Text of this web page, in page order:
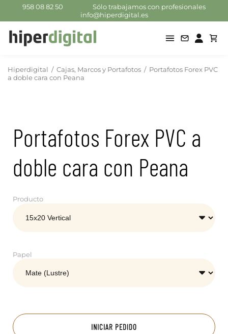
958 08 82 50
Sólo trabajamos con profesionales
info@hiperdigital.es
Hiperdigital / Cajas, Marcos y Portafotos / Portafotos Forex PVC
a doble cara con Peana
Portafotos Forex PVC a
doble cara con Peana
Producto
Papel
INICIAR PEDIDO